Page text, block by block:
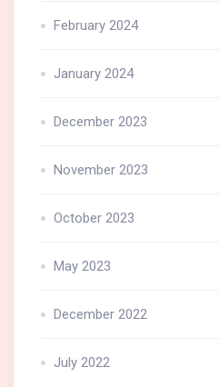
February 2024
January 2024
December 2023
November 2023
October 2023
May 2023
December 2022
July 2022